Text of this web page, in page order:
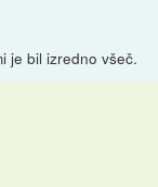
je bil izredno všeč.